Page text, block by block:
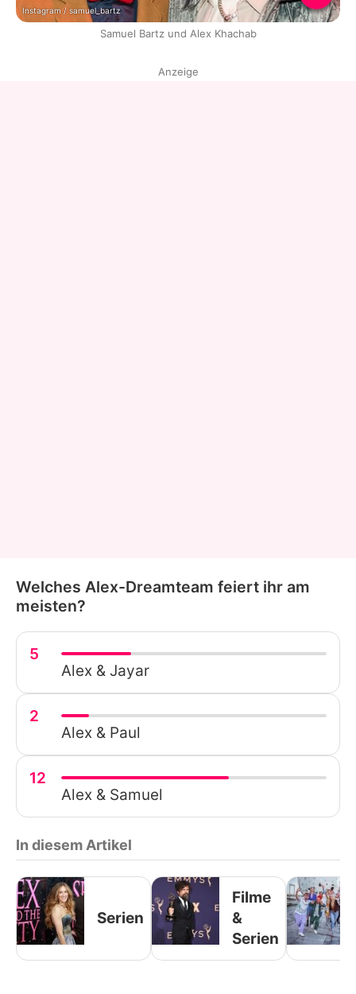
Instagram / samuel_bartz
Samuel Bartz und Alex Khachab
Anzeige
Welches Alex-Dreamteam feiert ihr am
meisten?
5
Alex & Jayar
2
Alex & Paul
12
Alex & Samuel
In diesem Artikel
Serien
Filme
&
Serien